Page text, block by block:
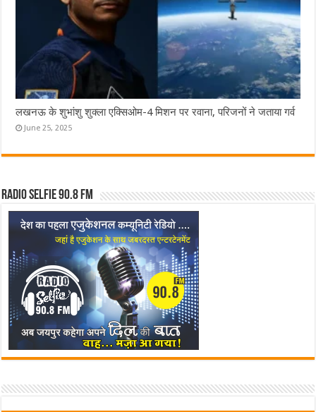
लखनऊ के शुभांशु शुक्ला एक्सिओम-4 मिशन पर रवाना, परिजनों ने जताया गर्व
June 25, 2025
Radio Selfie 90.8 FM